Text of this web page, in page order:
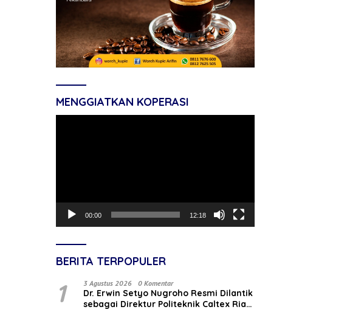
MENGGIATKAN KOPERASI
00:00 12:18
BERITA TERPOPULER
1 3 Agustus 2026 0 Komentar
‎Dr. Erwin Setyo Nugroho Resmi Dilantik
sebagai Direktur Politeknik Caltex Riau